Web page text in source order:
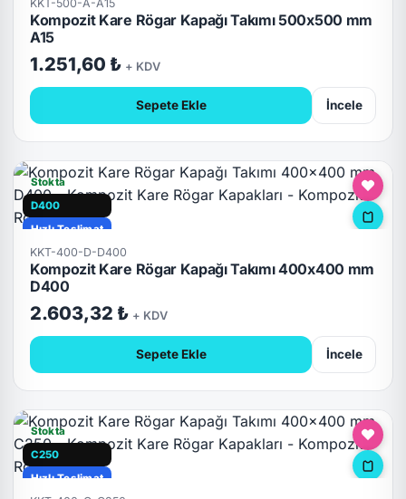
KKT-500-A-A15
Kompozit Kare Rögar Kapağı Takımı 500x500 mm
A15
1.251,60 ₺ + KDV
Sepete Ekle İncele
Stokta
D400
Hızlı Teslimat
KKT-400-D-D400
Kompozit Kare Rögar Kapağı Takımı 400x400 mm
D400
2.603,32 ₺ + KDV
Sepete Ekle İncele
Stokta
C250
Hızlı Teslimat